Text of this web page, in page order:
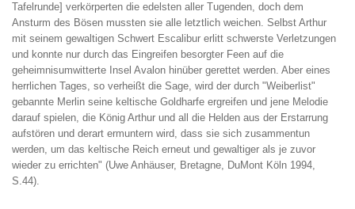
Tafelrunde] verkörperten die edelsten aller Tugenden, doch dem
Ansturm des Bösen mussten sie alle letztlich weichen. Selbst Arthur
mit seinem gewaltigen Schwert Escalibur erlitt schwerste Verletzungen
und konnte nur durch das Eingreifen besorgter Feen auf die
geheimnisumwitterte Insel Avalon hinüber gerettet werden. Aber eines
herrlichen Tages, so verheißt die Sage, wird der durch "Weiberlist"
gebannte Merlin seine keltische Goldharfe ergreifen und jene Melodie
darauf spielen, die König Arthur und all die Helden aus der Erstarrung
aufstören und derart ermuntern wird, dass sie sich zusammentun
werden, um das keltische Reich erneut und gewaltiger als je zuvor
wieder zu errichten" (Uwe Anhäuser, Bretagne, DuMont Köln 1994,
S.44).